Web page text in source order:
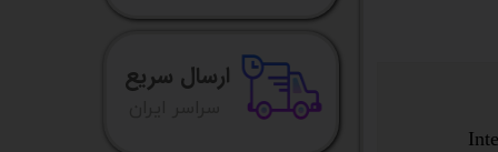
ارسال سریع